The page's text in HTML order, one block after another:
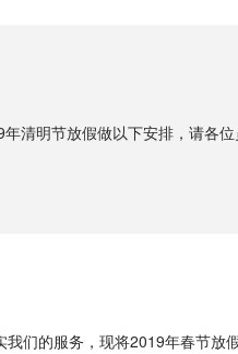
清明节放假做以下安排，请各
们的服务，现将2019年春节